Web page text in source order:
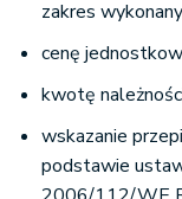
zakres
cenę
kwotę
wskazanie
podstawie